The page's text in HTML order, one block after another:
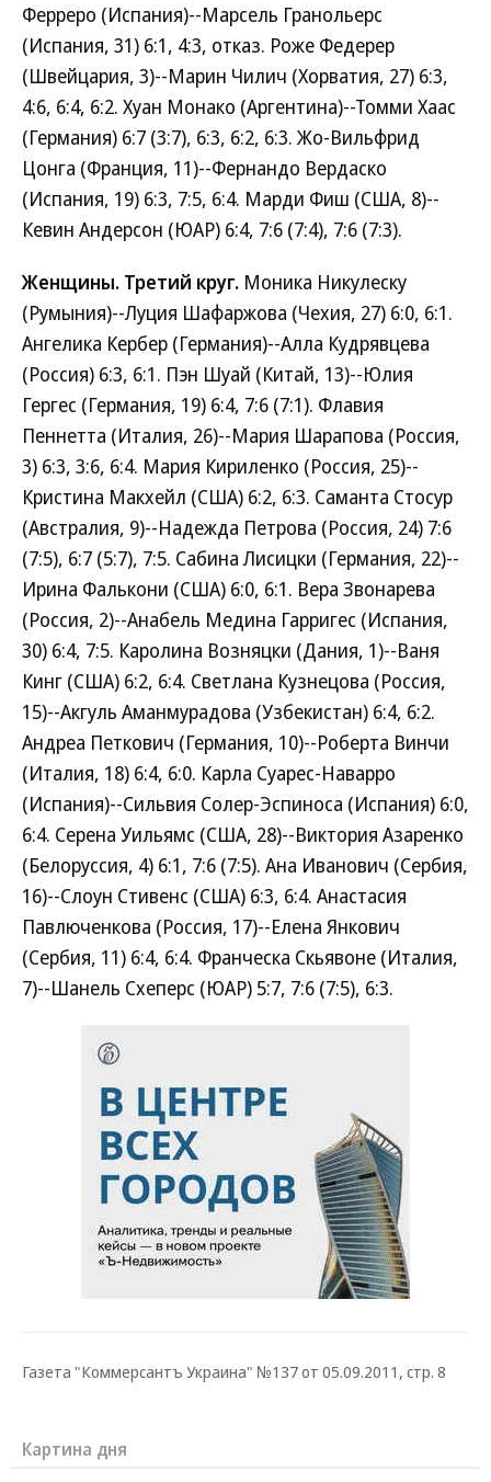
Ферреро (Испания)--Марсель Гранольерс
(Испания, 31) 6:1, 4:3, отказ. Роже Федерер
(Швейцария, 3)--Марин Чилич (Хорватия, 27) 6:3,
4:6, 6:4, 6:2. Хуан Монако (Аргентина)--Томми Хаас
(Германия) 6:7 (3:7), 6:3, 6:2, 6:3. Жо-Вильфрид
Цонга (Франция, 11)--Фернандо Вердаско
(Испания, 19) 6:3, 7:5, 6:4. Марди Фиш (США, 8)--
Кевин Андерсон (ЮАР) 6:4, 7:6 (7:4), 7:6 (7:3).
Женщины. Третий круг. Моника Никулеску
(Румыния)--Луция Шафаржова (Чехия, 27) 6:0, 6:1.
Ангелика Кербер (Германия)--Алла Кудрявцева
(Россия) 6:3, 6:1. Пэн Шуай (Китай, 13)--Юлия
Гергес (Германия, 19) 6:4, 7:6 (7:1). Флавия
Пеннетта (Италия, 26)--Мария Шарапова (Россия,
3) 6:3, 3:6, 6:4. Мария Кириленко (Россия, 25)--
Кристина Макхейл (США) 6:2, 6:3. Саманта Стосур
(Австралия, 9)--Надежда Петрова (Россия, 24) 7:6
(7:5), 6:7 (5:7), 7:5. Сабина Лисицки (Германия, 22)--
Ирина Фалькони (США) 6:0, 6:1. Вера Звонарева
(Россия, 2)--Анабель Медина Гарригес (Испания,
30) 6:4, 7:5. Каролина Возняцки (Дания, 1)--Ваня
Кинг (США) 6:2, 6:4. Светлана Кузнецова (Россия,
15)--Акгуль Аманмурадова (Узбекистан) 6:4, 6:2.
Андреа Петкович (Германия, 10)--Роберта Винчи
(Италия, 18) 6:4, 6:0. Карла Суарес-Наварро
(Испания)--Сильвия Солер-Эспиноса (Испания) 6:0,
6:4. Серена Уильямс (США, 28)--Виктория Азаренко
(Белоруссия, 4) 6:1, 7:6 (7:5). Ана Иванович (Сербия,
16)--Слоун Стивенс (США) 6:3, 6:4. Анастасия
Павлюченкова (Россия, 17)--Елена Янкович
(Сербия, 11) 6:4, 6:4. Франческа Скьявоне (Италия,
7)--Шанель Схеперс (ЮАР) 5:7, 7:6 (7:5), 6:3.
Газета "Коммерсантъ Украина" №137 от 05.09.2011, стр. 8
Картина дня